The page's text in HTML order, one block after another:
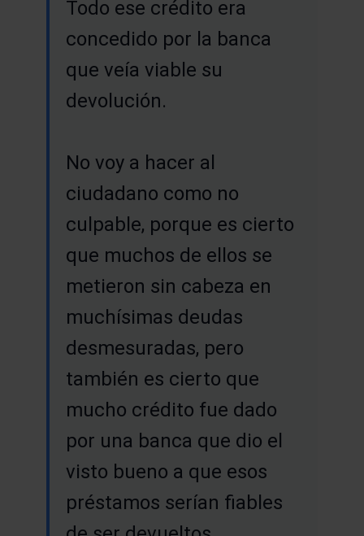
Todo ese crédito era
concedido por la banca
que veía viable su
devolución.
No voy a hacer al
ciudadano como no
culpable, porque es cierto
que muchos de ellos se
metieron sin cabeza en
muchísimas deudas
desmesuradas, pero
también es cierto que
mucho crédito fue dado
por una banca que dio el
visto bueno a que esos
préstamos serían fiables